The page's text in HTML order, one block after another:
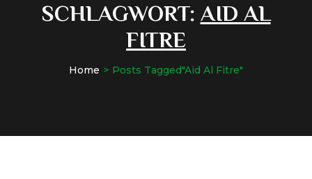
SCHLAGWORT: AID AL
FITRE
Home Posts Tagged"Aid Al Fitre"